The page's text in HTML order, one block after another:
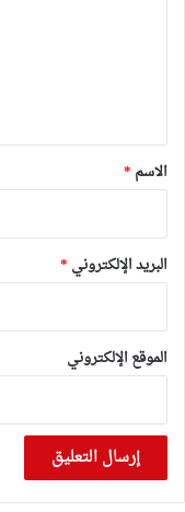
*
الاسم *
البريد الإلكتروني *
الموقع الإلكتروني